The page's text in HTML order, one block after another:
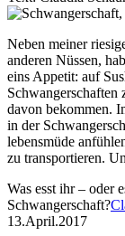
Neben meiner
anderen Nüssen,
eins Appetit: auf
Schwangerschaften
davon bekommen.
in der
lebensmüde
zu transportieren.
Was esst ihr – oder
Schwangerschaft?
13.April.2017